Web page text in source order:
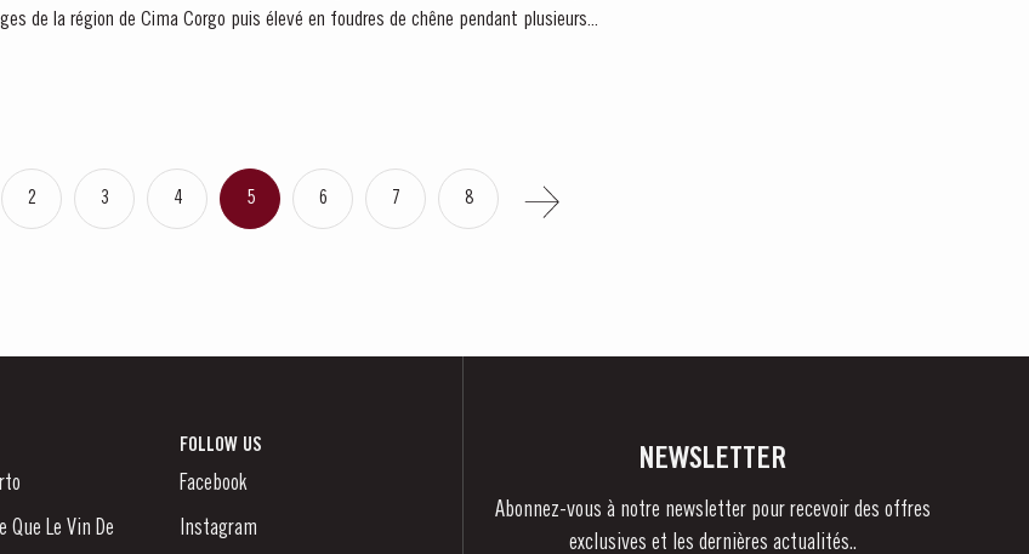
de la région de Cima Corgo puis élevé en foudres de chêne pendant plusieurs...
2 3 4 5 6 7 8
Que Le Vin De
FOLLOW US
Facebook
Instagram
NEWSLETTER
Abonnez-vous à notre newsletter pour recevoir des offres
exclusives et les dernières actualités..